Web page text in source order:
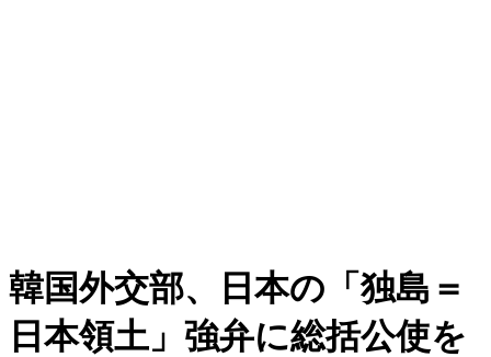
韓国外交部、日本の「独島＝
日本領土」強弁に総括公使を